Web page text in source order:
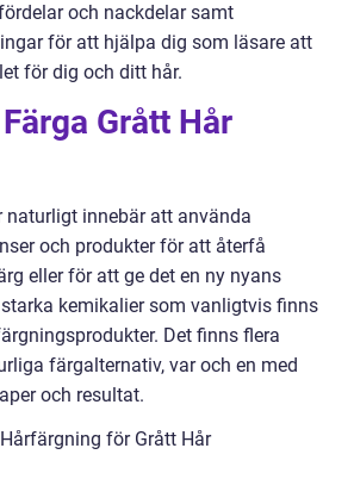
och nackdelar samt
för att hjälpa dig som läsare att
för dig och ditt hår.
Grått Hår
innebär att använda
och produkter för att återfå
eller för att ge det en ny nyans
kemikalier som vanligtvis finns
Det finns flera
färgalternativ, var och en med
och resultat.
för Grått Hår